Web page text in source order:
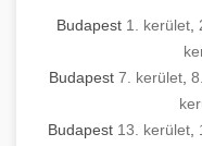
kereskedelmi
Sajtreszelő
chef-
kiegészítő
megtalál.
megfelelő
konyha
Budapest 1. kerület
Budapest 7. kerület,
Budapest 13. kerület